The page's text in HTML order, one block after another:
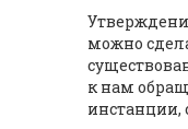
можно
к нам